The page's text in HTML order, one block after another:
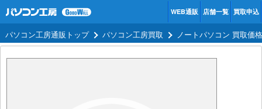
WEB通販 店舗一覧 買取申込
パソコン工房通販トップ パソコン工房買取 ノートパソコン 買取価